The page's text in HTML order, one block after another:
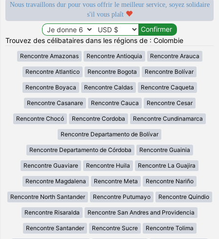
Nous travaillons dur pour vous offrir le meilleur service, soyez solidaire
s'il vous plaît
Trouvez des célibataires dans les régions de : Colombie
Rencontre Amazonas Rencontre Antioquia Rencontre Arauca
Rencontre Atlantico Rencontre Bogota Rencontre Bolívar
Rencontre Boyaca Rencontre Caldas Rencontre Caqueta
Rencontre Casanare Rencontre Cauca Rencontre Cesar
Rencontre Chocó Rencontre Cordoba Rencontre Cundinamarca
Rencontre Departamento de Bolívar
Rencontre Departamento de Córdoba Rencontre Guainia
Rencontre Guaviare Rencontre Huila Rencontre La Guajira
Rencontre Magdalena Rencontre Meta Rencontre Nariño
Rencontre North Santander Rencontre Putumayo Rencontre Quindio
Rencontre Risaralda Rencontre San Andres and Providencia
Rencontre Santander Rencontre Sucre Rencontre Tolima